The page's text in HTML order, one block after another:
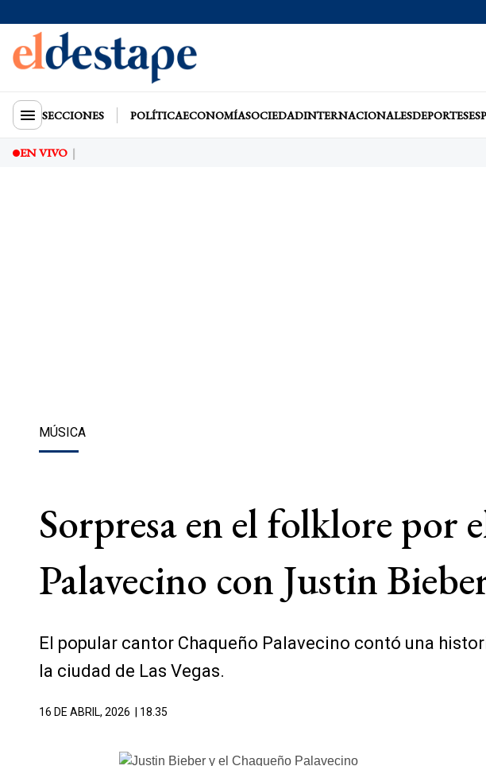
SECCIONES POLÍTICAECONOMÍASOCIEDADINTERNACIONALESDEPORTES
EN VIVO
MÚSICA
Sorpresa en el folklore por
Palavecino con Justin
El popular cantor Chaqueño Palavecino contó una
la ciudad de Las Vegas.
16 DE ABRIL, 2026 | 18.35